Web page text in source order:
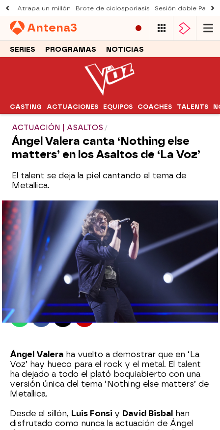
Atrapa un millón Brote de ciclosporiasis Sesión doble
Antena3
SERIES PROGRAMAS NOTICIAS
CASTING ACTUACIONES EQUIPOS COACHES TALENTS
ACTUACIÓN | ASALTOS
Ángel Valera canta ‘Nothing else
matters’ en los Asaltos de ‘La Voz’
El talent se deja la piel cantando el tema de
Metallica.
antena3.com
Madrid
Publicado: 13 de noviembre de 2021, 23:10
WhatsappFacebook
X Flipboard
Ángel Valera ha vuelto a demostrar que en ‘La
Voz’ hay hueco para el rock y el metal. El talent
ha dejado a todo el plató boquiabierto con una
versión única del tema ‘Nothing else matters’ de
Metallica.
Desde el sillón, Luis Fonsi y David Bisbal
han
disfrutado como nunca la actuación de Ángel